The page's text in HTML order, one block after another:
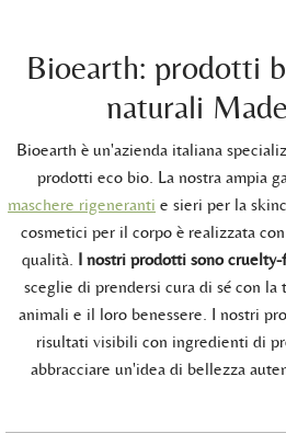
Bioearth: prodotti
naturali
Bioearth è un'azienda italiana
prodotti eco bio. La nostra ampia
maschere rigeneranti e sieri per la
cosmetici per il corpo è realizzata
qualità. I nostri prodotti sono cruelty-
sceglie di prendersi cura di sé con
animali e il loro benessere. I nostri
risultati visibili con ingredienti di
abbracciare un'idea di bellezza